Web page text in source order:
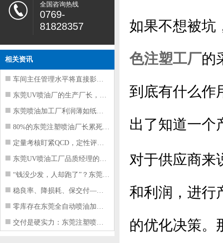
全国咨询热线
0769-
81828357
相关资讯
车间主任管理水平将直接影响东莞注塑件
东莞UV喷油厂的生产厂长，到底在给工
东莞喷油加工厂利润薄如纸？这四项基本
80%的东莞注塑喷油厂长累死累活，利
定量考核盯紧QCD，定性评价看好配合
东莞UV喷油工厂品质经理的四项核心管
“钱没少发，人却跑了”？东莞注塑喷油
稳良率、降损耗、保交付——东莞这家U
零库存在东莞全自动喷油加工厂不可行的
交付是硬实力：东莞注塑喷油厂如何用齐
如果不想被坑
色注塑工厂的
到底有什么作
出了知道一个
对于供应商来
和利润，进行
的优化决策。